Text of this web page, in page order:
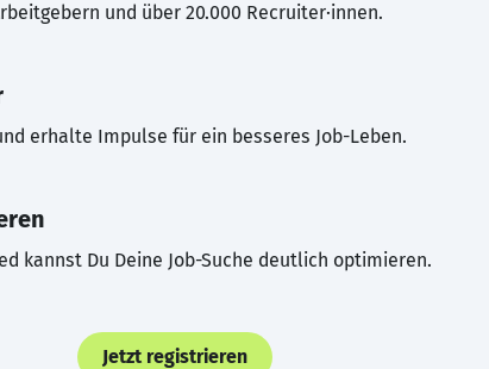
und über 20.000 Recruiter·innen.
erhalte Impulse für ein besseres Job-Leben.
kannst Du Deine Job-Suche deutlich optimieren.
Jetzt registrieren